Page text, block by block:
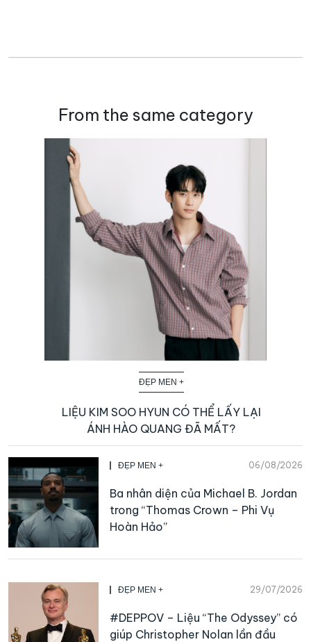
From the same category
ĐẸP MEN +
LIỆU KIM SOO HYUN CÓ THỂ LẤY LẠI
ÁNH HÀO QUANG ĐÃ MẤT?
ĐẸP MEN + 06/08/2026
Ba nhân diện của Michael B. Jordan
trong “Thomas Crown – Phi Vụ
Hoàn Hảo”
ĐẸP MEN + 29/07/2026
#DEPPOV – Liệu “The Odyssey” có
giúp Christopher Nolan lần đầu